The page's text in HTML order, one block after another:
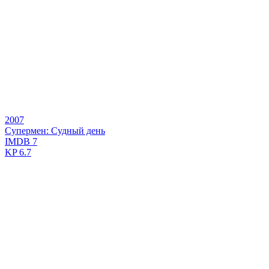
2007
Супермен: Судный день
IMDB 7
KP6.7